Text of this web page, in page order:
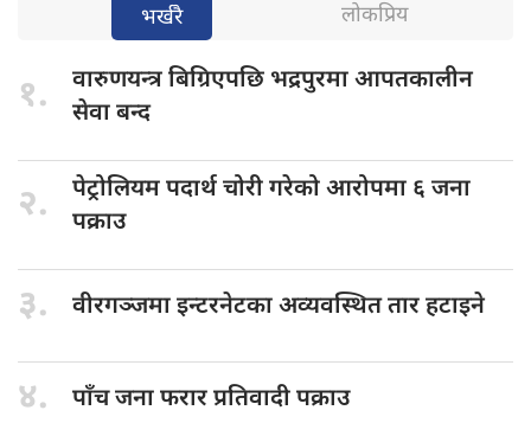
भर्खरै लोकप्रिय
१. वारुणयन्त्र बिग्रिएपछि भद्रपुरमा आपतकालीन
सेवा बन्द
२. पेट्रोलियम पदार्थचोरी गरेको आरोपमा ६ जना
पक्राउ
३. वीरगञ्जमा इन्टरनेटकाअव्यवस्थित तार हटाइने
४. पाँच जनाफरार प्रतिवादी पक्राउ